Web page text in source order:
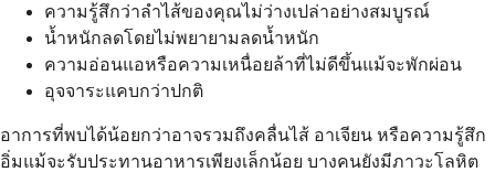
ความรู้สึกว่าลำไส้ของคุณไม่ว่างเปล่าอย่างสมบูรณ์
น้ำหนักลดโดยไม่พยายามลดน้ำหนัก
ความอ่อนแอหรือความเหนื่อยล้าที่ไม่ดีขึ้นแม้จะพักผ่อน
อุจจาระแคบกว่าปกติ
อาการที่พบได้น้อยกว่าอาจรวมถึงคลื่นไส้ อาเจียน หรือความรู้สึก
อิ่มแม้จะรับประทานอาหารเพียงเล็กน้อย บางคนยังมีภาวะโลหิต